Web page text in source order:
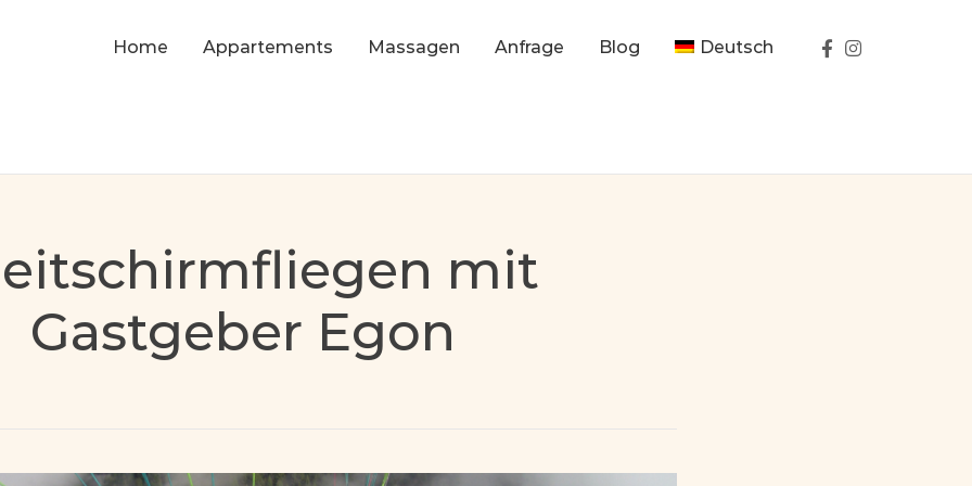
Home Appartements Massagen Anfrage Blog Deutsch
mit
Gastgeber Egon